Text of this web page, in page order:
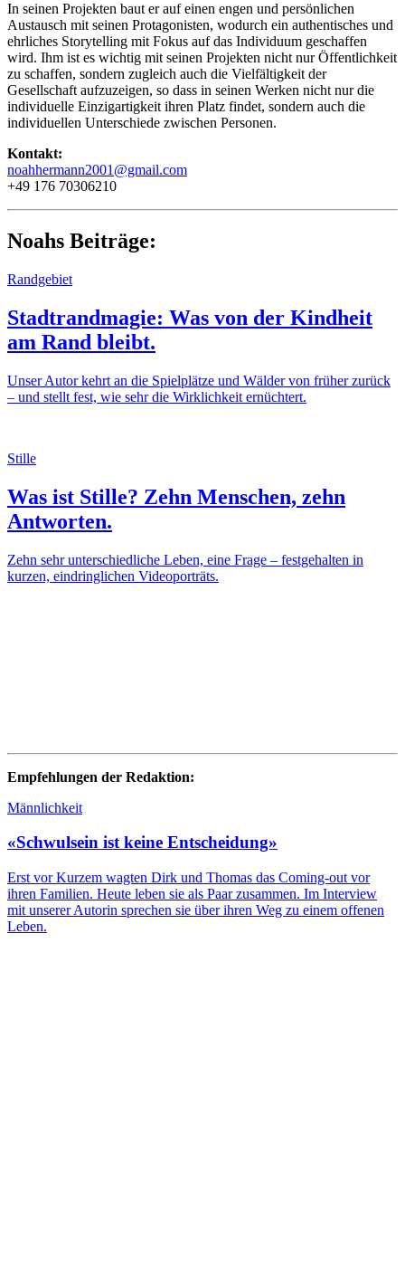
In seinen Projekten baut er auf einen engen und persönlichen
Austausch mit seinen Protagonisten, wodurch ein authentisches und
ehrliches Storytelling mit Fokus auf das Individuum geschaffen
wird. Ihm ist es wichtig mit seinen Projekten nicht nur Öffentlichkeit
zu schaffen, sondern zugleich auch die Vielfältigkeit der
Gesellschaft aufzuzeigen, so dass in seinen Werken nicht nur die
individuelle Einzigartigkeit ihren Platz findet, sondern auch die
individuellen Unterschiede zwischen Personen.
Kontakt:
noahhermann2001@gmail.com
+49 176 70306210
Noahs Beiträge:
Randgebiet
Stadtrandmagie: Was von der Kindheit
am Rand bleibt.
Unser Autor kehrt an die Spielplätze und Wälder von früher zurück
– und stellt fest, wie sehr die Wirklichkeit ernüchtert.
Stille
Was ist Stille? Zehn Menschen, zehn
Antworten.
Zehn sehr unterschiedliche Leben, eine Frage – festgehalten in
kurzen, eindringlichen Videoporträts.
Empfehlungen der Redaktion:
Männlichkeit
«Schwulsein ist keine Entscheidung»
Erst vor Kurzem wagten Dirk und Thomas das Coming-out vor
ihren Familien. Heute leben sie als Paar zusammen. Im Interview
mit unserer Autorin sprechen sie über ihren Weg zu einem offenen
Leben.